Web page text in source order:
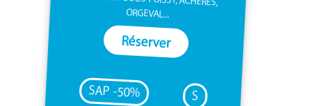
ORGEVAL...
Réserver
SAP -50% S